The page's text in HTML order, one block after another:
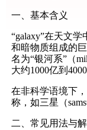
一、基本含义
“galaxy”在天文
和暗物质组成的
名为“银河系”（
大约1000亿到
在非科学语境下
称，如三星（
二、常见用法与